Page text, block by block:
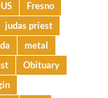
Fresno
judas priest
metal
Obituary